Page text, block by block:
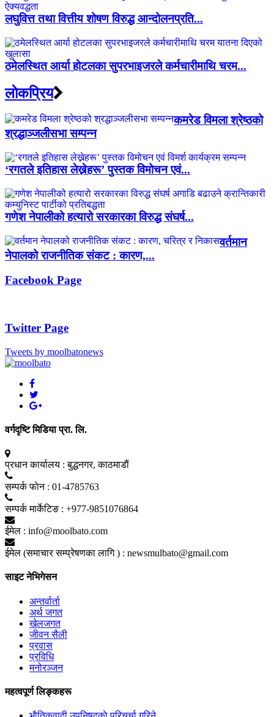
लघुवित्त तथा वित्तीय शोषण विरुद्ध आन्दोलनप्रति...
ठमेलस्थित आर्या होटलका सुपरभाइजरले कर्मचारीमाथि चरम...
लाेकप्रिय
कमरेड विमला श्रेष्ठको
श्रद्धाञ्जलीसभा सम्पन्न
‘रगतले इतिहास लेख्नेहरू’ पुस्तक विमोचन एवं...
गणेश नेपालीको हत्यारो सरकारका विरुद्ध संघर्ष...
वर्तमान
नेपालको राजनीतिक संकट : कारण,...
Facebook Page
Twitter Page
Tweets by moolbatonews
वर्गदृष्टि मिडिया प्रा. लि.
प्रधान कार्यालय : बुद्धनगर, काठमाडाैं
सम्पर्क फाेन : 01-4785763
सम्पर्क मार्केटिङ : +977-9851076864
ईमेल : info@moolbato.com
ईमेल (समाचार सम्प्रेषणका लागि ) : newsmulbato@gmail.com
साइट नेभिगेसन
अन्तर्वार्ता
अर्थ जगत
खेलजगत
जीवन सैली
प्रवास
प्रविधि
मनोरञ्जन
महत्वपूर्ण लिङ्कहरू